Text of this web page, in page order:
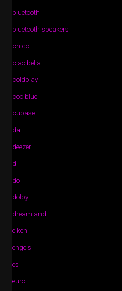
bluetooth
bluetooth speakers
chico
ciao bella
coldplay
coolblue
cubase
da
deezer
di
do
dolby
dreamland
eiken
engels
es
euro